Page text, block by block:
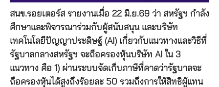
สนข.รอยเตอร์ส รายงานเมื่อ 22 มิ.ย.69 ว่า สหรัฐฯ กำลัง
ศึกษาและพิจารณาร่วมกับผู้สนับสนุน และบริษัท
เทคโนโลยีปัญญาประดิษฐ์ (AI) เกี่ยวกับแนวทางและวิธีที่
รัฐบาลกลางสหรัฐฯ จะถือครองหุ้นบริษัท AI ใน 3
แนวทาง คือ 1) ผ่านระบบจัดเก็บภาษีที่คาดว่ารัฐบาลจะ
ถือครองหุ้นได้สูงถึงร้อยละ 50 รวมถึงการให้สิทธิผู้แทน